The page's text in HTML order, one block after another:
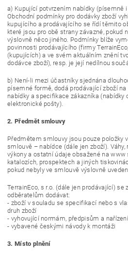
a) Kupující potvrzením nabídky (písemně
Obchodní podmínky pro dodávky zboží
kupujícího a prodávajícího se řídí těmito
které jsou pro obě strany závazné, pokud
výslovně něco jiného. Podmínky blíže
povinnosti prodávajícího (firmy
(kupujících) a ve svém aktuálním znění
dodávce zboží), resp. je její nedílnou
b) Není-li mezi účastníky sjednána
písemné formě, dodá prodávající zboží
nabídky a specifikace zákazníka
elektronické pošty).
2. Předmět smlouvy
Předmětem smlouvy jsou pouze položky
smlouvě – nabídce (dále jen zboží). Váhy,
výkony a ostatní údaje obsažené na www
katalozích, prospektech a jiných
pokud nebyly ve smlouvě výslovně
TerrainEco, s r.o. (dále jen prodávající) se
odběratelům dodávat:
- zboží v souladu se specifikací nebo s
druh zboží
- vyhovující normám, předpisům a
- vybavené českými návody k montáži
3. Místo plnění